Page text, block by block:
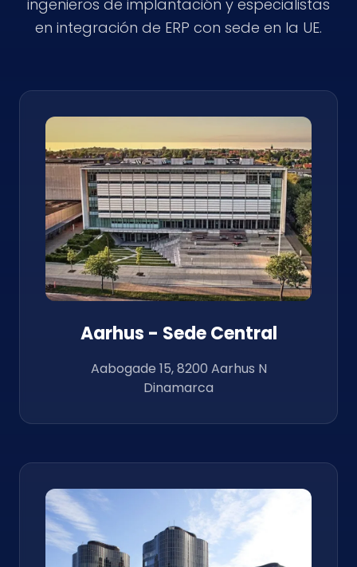
ingenieros de implantación y especialistas
en integración de ERP con sede en la UE.
Aarhus - Sede Central
Aabogade 15, 8200 Aarhus N
Dinamarca